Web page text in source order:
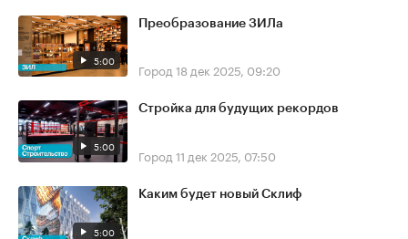
5:00
Преобразование ЗИЛа
Город 18 дек 2025, 09:20
5:00
Стройка для будущих рекордов
Город 11 дек 2025, 07:50
5:00
Каким будет новый Склиф